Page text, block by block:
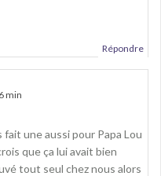
Répondre
min
fait une aussi pour Papa Lou
que ça lui avait bien
tout seul chez nous alors